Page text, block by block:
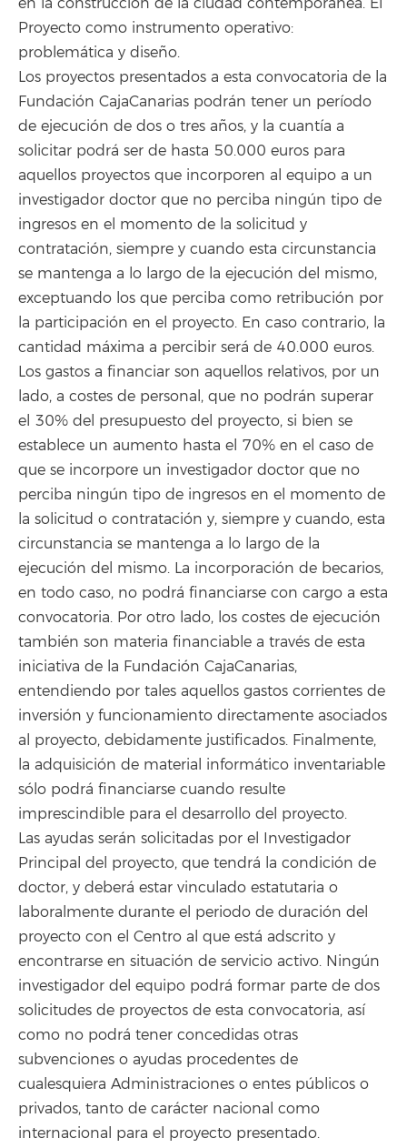
en la construcción de la ciudad contemporánea. El
Proyecto como instrumento operativo:
problemática y diseño.
Los proyectos presentados a esta convocatoria de la
Fundación CajaCanarias podrán tener un período
de ejecución de dos o tres años, y la cuantía a
solicitar podrá ser de hasta 50.000 euros para
aquellos proyectos que incorporen al equipo a un
investigador doctor que no perciba ningún tipo de
ingresos en el momento de la solicitud y
contratación, siempre y cuando esta circunstancia
se mantenga a lo largo de la ejecución del mismo,
exceptuando los que perciba como retribución por
la participación en el proyecto. En caso contrario, la
cantidad máxima a percibir será de 40.000 euros.
Los gastos a financiar son aquellos relativos, por un
lado, a costes de personal, que no podrán superar
el 30% del presupuesto del proyecto, si bien se
establece un aumento hasta el 70% en el caso de
que se incorpore un investigador doctor que no
perciba ningún tipo de ingresos en el momento de
la solicitud o contratación y, siempre y cuando, esta
circunstancia se mantenga a lo largo de la
ejecución del mismo. La incorporación de becarios,
en todo caso, no podrá financiarse con cargo a esta
convocatoria. Por otro lado, los costes de ejecución
también son materia financiable a través de esta
iniciativa de la Fundación CajaCanarias,
entendiendo por tales aquellos gastos corrientes de
inversión y funcionamiento directamente asociados
al proyecto, debidamente justificados. Finalmente,
la adquisición de material informático inventariable
sólo podrá financiarse cuando resulte
imprescindible para el desarrollo del proyecto.
Las ayudas serán solicitadas por el Investigador
Principal del proyecto, que tendrá la condición de
doctor, y deberá estar vinculado estatutaria o
laboralmente durante el periodo de duración del
proyecto con el Centro al que está adscrito y
encontrarse en situación de servicio activo. Ningún
investigador del equipo podrá formar parte de dos
solicitudes de proyectos de esta convocatoria, así
como no podrá tener concedidas otras
subvenciones o ayudas procedentes de
cualesquiera Administraciones o entes públicos o
privados, tanto de carácter nacional como
internacional para el proyecto presentado.